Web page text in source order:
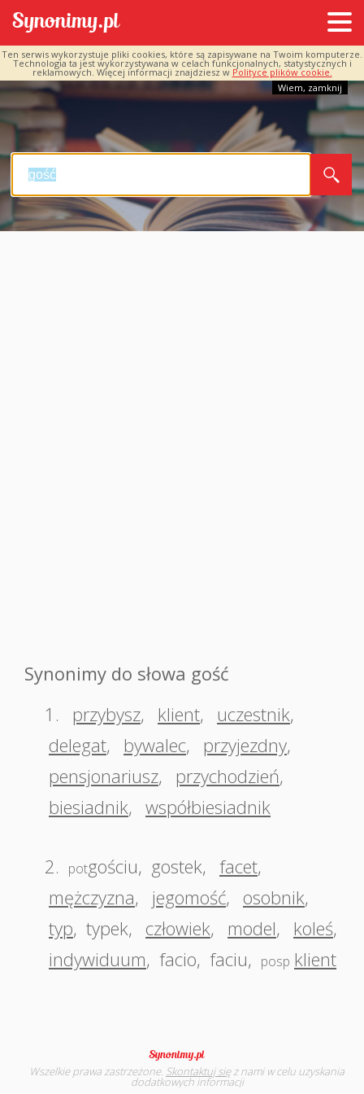
Ten serwis wykorzystuje pliki cookies, które są zapisywane na Twoim komputerze.
Technologia ta jest wykorzystywana w celach funkcjonalnych, statystycznych i
reklamowych. Więcej informacji znajdziesz w Polityce plików cookie.
Wiem, zamknij
Synonimy do słowa gość
1.
przybysz, klient, uczestnik,
delegat, bywalec, przyjezdny,
pensjonariusz, przychodzień,
biesiadnik, współbiesiadnik
2. potgościu, gostek, facet,
mężczyzna, jegomość, osobnik,
typ, typek, człowiek, model, koleś,
indywiduum, facio, faciu, posp klient
Wszelkie prawa zastrzeżone. Skontaktuj sięz nami w celu uzyskania
dodatkowych informacji